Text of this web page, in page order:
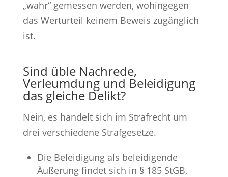
„wahr“ gemessen werden, wohingegen
das Werturteil keinem Beweis zugänglich
ist.
Sind üble Nachrede,
Verleumdung und Beleidigung
das gleiche Delikt?
Nein, es handelt sich im Strafrecht um
drei verschiedene Strafgesetze.
Die Beleidigung als beleidigende
Äußerung findet sich in § 185 StGB,